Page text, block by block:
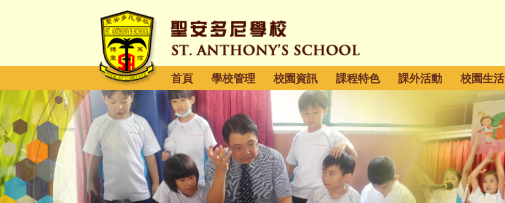
首頁 學校管理 校園資訊 課程特色 課外活動 校園生活